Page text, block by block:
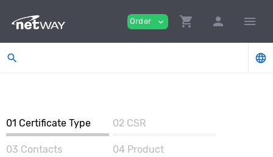
Order expand_more shopping_cart person menu
search language
01 Certificate Type 02 CSR
03 Contacts 04 Product